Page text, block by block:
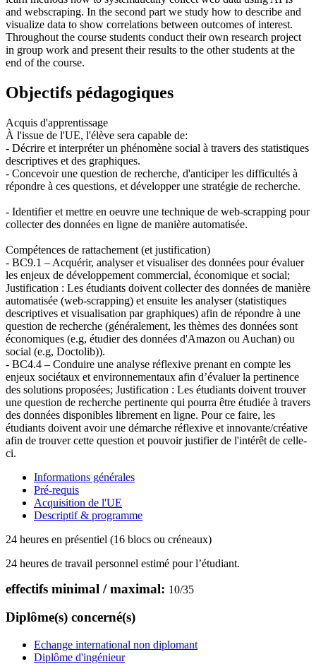
and webscraping. In the second part we study how to describe and
visualize data to show correlations between outcomes of interest.
Throughout the course students conduct their own research project
in group work and present their results to the other students at the
end of the course.
Objectifs pédagogiques
Acquis d'apprentissage
À l'issue de l'UE, l'élève sera capable de:
- Décrire et interpréter un phénomène social à travers des statistiques
descriptives et des graphiques.
- Concevoir une question de recherche, d'anticiper les difficultés à
répondre à ces questions, et développer une stratégie de recherche.
- Identifier et mettre en oeuvre une technique de web-scrapping pour
collecter des données en ligne de manière automatisée.
Compétences de rattachement (et justification)
- BC9.1 – Acquérir, analyser et visualiser des données pour évaluer
les enjeux de développement commercial, économique et social;
Justification : Les étudiants doivent collecter des données de manière
automatisée (web-scrapping) et ensuite les analyser (statistiques
descriptives et visualisation par graphiques) afin de répondre à une
question de recherche (généralement, les thèmes des données sont
économiques (e.g, étudier des données d'Amazon ou Auchan) ou
social (e.g, Doctolib)).
- BC4.4 – Conduire une analyse réflexive prenant en compte les
enjeux sociétaux et environnementaux afin d’évaluer la pertinence
des solutions proposées; Justification : Les étudiants doivent trouver
une question de recherche pertinente qui pourra être étudiée à travers
des données disponibles librement en ligne. Pour ce faire, les
étudiants doivent avoir une démarche réflexive et innovante/créative
afin de trouver cette question et pouvoir justifier de l'intérêt de celle-
ci.
Informations générales
Pré-requis
Acquisition de l'UE
Descriptif & programme
24 heures en présentiel (16 blocs ou créneaux)
24 heures de travail personnel estimé pour l’étudiant.
effectifs minimal / maximal: 10/35
Diplôme(s) concerné(s)
Echange international non diplomant
Diplôme d'ingénieur